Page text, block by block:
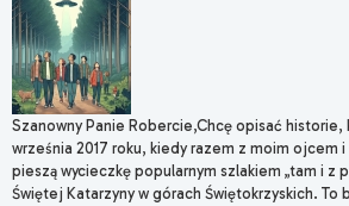
Szanowny Panie Robercie,Chcę opisać historie,
września 2017 roku, kiedy razem z moim ojcem i
pieszą wycieczkę popularnym szlakiem „tam i z
Świętej Katarzyny w górach Świętokrzyskich. To